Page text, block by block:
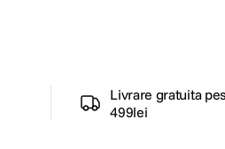
Livrare gratuita
499lei